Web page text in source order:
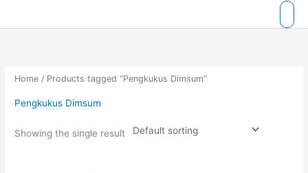
Home / Products tagged “Pengkukus Dimsum”
Pengkukus Dimsum
Showing the single result